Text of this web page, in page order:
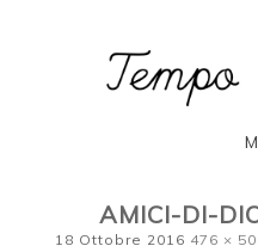
L'arte secondo Francesca Bogliolo
AMICI-DI-
18 Ottobre 2016 476 ×